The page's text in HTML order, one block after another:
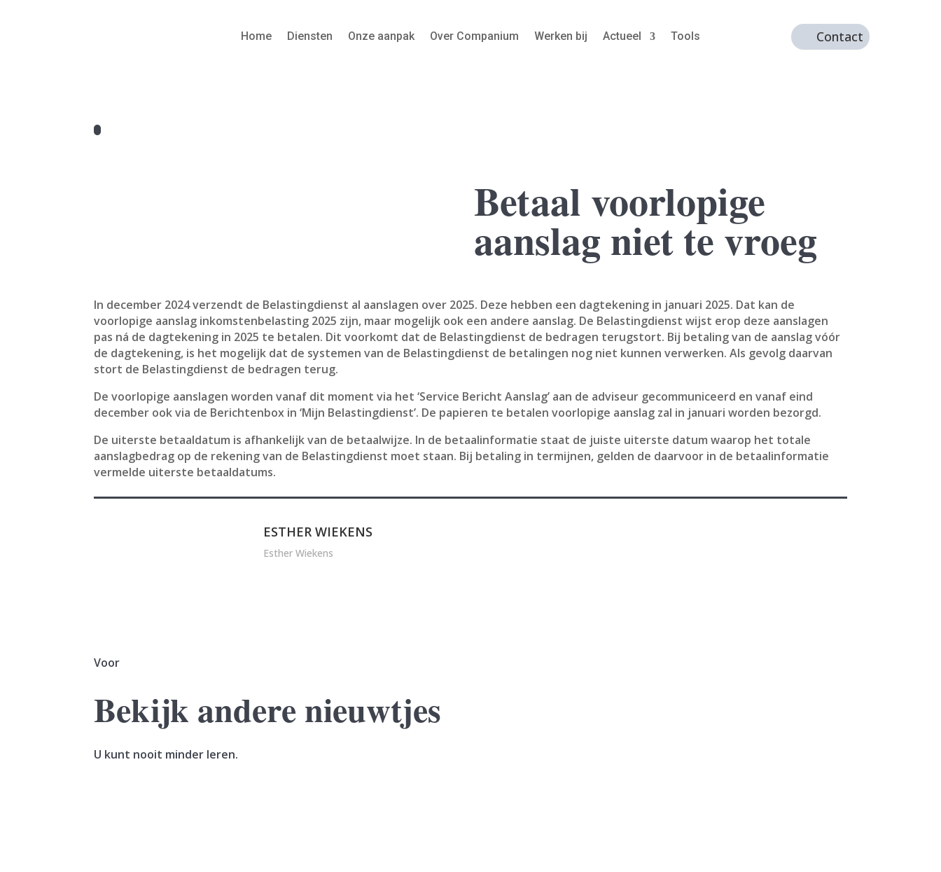
Home Diensten Onze aanpak Over Companium Werken bij Actueel Tools Contact
Betaal voorlopige
aanslag niet te vroeg
In december 2024 verzendt de Belastingdienst al aanslagen over 2025. Deze hebben een dagtekening in januari 2025. Dat kan de
voorlopige aanslag inkomstenbelasting 2025 zijn, maar mogelijk ook een andere aanslag. De Belastingdienst wijst erop deze aanslagen
pas ná de dagtekening in 2025 te betalen. Dit voorkomt dat de Belastingdienst de bedragen terugstort. Bij betaling van de aanslag vóór
de dagtekening, is het mogelijk dat de systemen van de Belastingdienst de betalingen nog niet kunnen verwerken. Als gevolg daarvan
stort de Belastingdienst de bedragen terug.
De voorlopige aanslagen worden vanaf dit moment via het ‘Service Bericht Aanslag’ aan de adviseur gecommuniceerd en vanaf eind
december ook via de Berichtenbox in ‘Mijn Belastingdienst’. De papieren te betalen voorlopige aanslag zal in januari worden bezorgd.
De uiterste betaaldatum is afhankelijk van de betaalwijze. In de betaalinformatie staat de juiste uiterste datum waarop het totale
aanslagbedrag op de rekening van de Belastingdienst moet staan. Bij betaling in termijnen, gelden de daarvoor in de betaalinformatie
vermelde uiterste betaaldatums.
ESTHER WIEKENS
Esther Wiekens
Voor
Bekijk andere nieuwtjes
U kunt nooit minder leren.